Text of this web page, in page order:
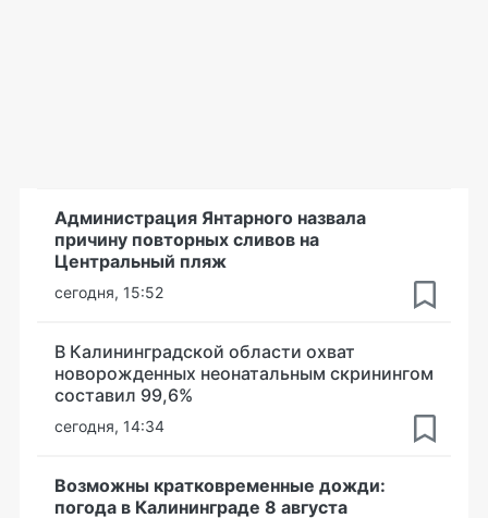
Администрация Янтарного назвала
причину повторных сливов на
Центральный пляж
сегодня, 15:52
В Калининградской области охват
новорожденных неонатальным скринингом
составил 99,6%
сегодня, 14:34
Возможны кратковременные дожди:
погода в Калининграде 8 августа